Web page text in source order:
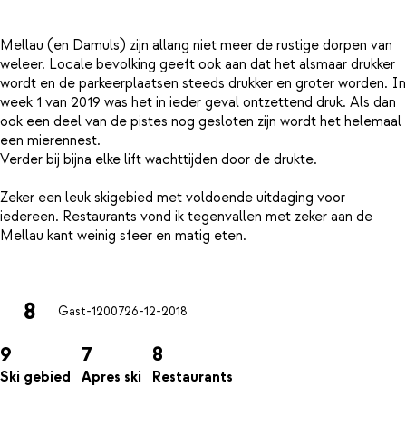
Mellau (en Damuls) zijn allang niet meer de rustige dorpen van
weleer. Locale bevolking geeft ook aan dat het alsmaar drukker
wordt en de parkeerplaatsen steeds drukker en groter worden. In
week 1 van 2019 was het in ieder geval ontzettend druk. Als dan
ook een deel van de pistes nog gesloten zijn wordt het helemaal
een mierennest.
Verder bij bijna elke lift wachttijden door de drukte.
Zeker een leuk skigebied met voldoende uitdaging voor
iedereen. Restaurants vond ik tegenvallen met zeker aan de
Mellau kant weinig sfeer en matig eten.
8 Gast-1200726-12-2018
9
Ski gebied
7
Apres ski
8
Restaurants